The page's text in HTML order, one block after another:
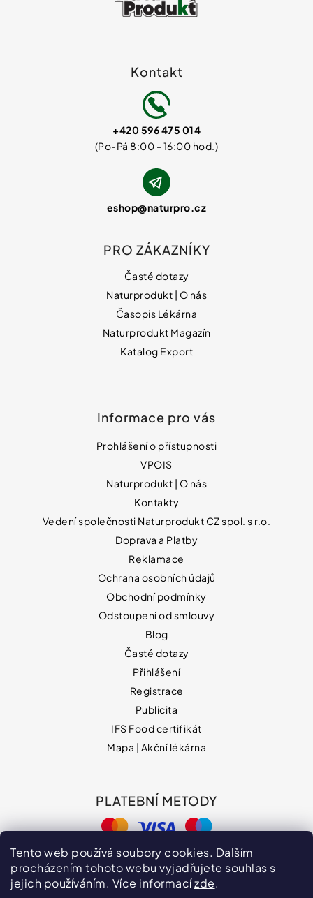
Tento web používá soubory cookies. Dalším
procházením tohoto webu vyjadřujete souhlas s
jejich používáním. Více informacízde.
Kontakt
eshop@naturpro.cz
+420 596 475 014
PRO ZÁKAZNÍKY
Časté dotazy
Naturprodukt | O nás
Časopis Lékárna
Naturprodukt Magazín
Katalog Export
Informace pro vás
Prohlášení o přístupnosti
VPOIS
Naturprodukt | O nás
Kontakty
Vedení společnosti Naturprodukt CZ spol. s r.o.
Doprava a Platby
Reklamace
Ochrana osobních údajů
Obchodní podmínky
Odstoupení od smlouvy
Blog
Časté dotazy
Přihlášení
Registrace
Publicita
IFS Food certifikát
Mapa | Akční lékárna
PLATEBNÍ METODY